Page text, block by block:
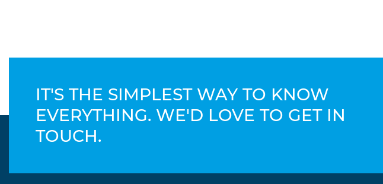
IT'S THE SIMPLEST WAY TO KNOW
EVERYTHING. WE'D LOVE TO GET IN
TOUCH.